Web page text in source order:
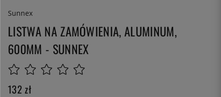
Sunnex
LISTWA NA ZAMÓWIENIA, ALUMINUM,
600MM - SUNNEX
132 zł